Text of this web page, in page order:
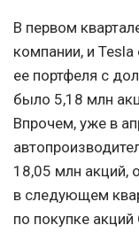
В первом
компании, и
ее портфеля с
было 5,18 млн
Впрочем, уже в
18,05 млн акций,
в следующем
по покупке